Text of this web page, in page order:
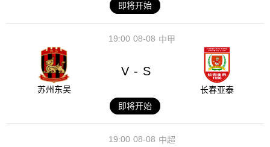
即将开始
08-08
19:00 中甲
苏州东吴
V - S
长春亚泰
即将开始
08-08
19:00 中超